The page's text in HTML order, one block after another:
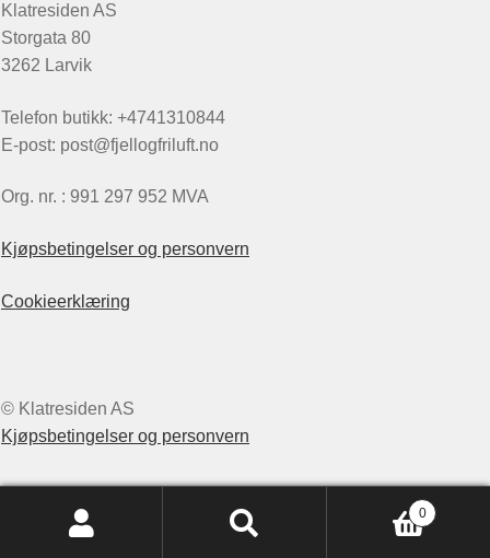
Klatresiden AS
Storgata 80
3262 Larvik
Telefon butikk: +4741310844
E-post: post@fjellogfriluft.no
Org. nr. : 991 297 952 MVA
Kjøpsbetingelser og personvern
Cookieerklæring
© Klatresiden AS
Kjøpsbetingelser og personvern
0